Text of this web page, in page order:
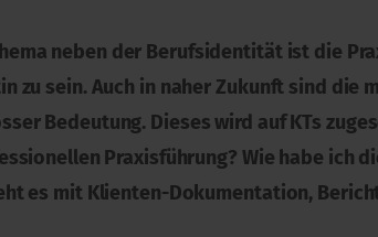
neben der Berufsidentität ist die
zu sein. Auch in naher Zukunft sind
Bedeutung. Dieses wird auf KTs
Praxisführung? Wie habe ich
es mit Klienten-Dokumentation,